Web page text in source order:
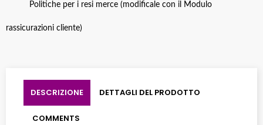
Politiche per i resi merce (modificale con il Modulo
rassicurazioni cliente)
DESCRIZIONE DETTAGLI DEL PRODOTTO
COMMENTS